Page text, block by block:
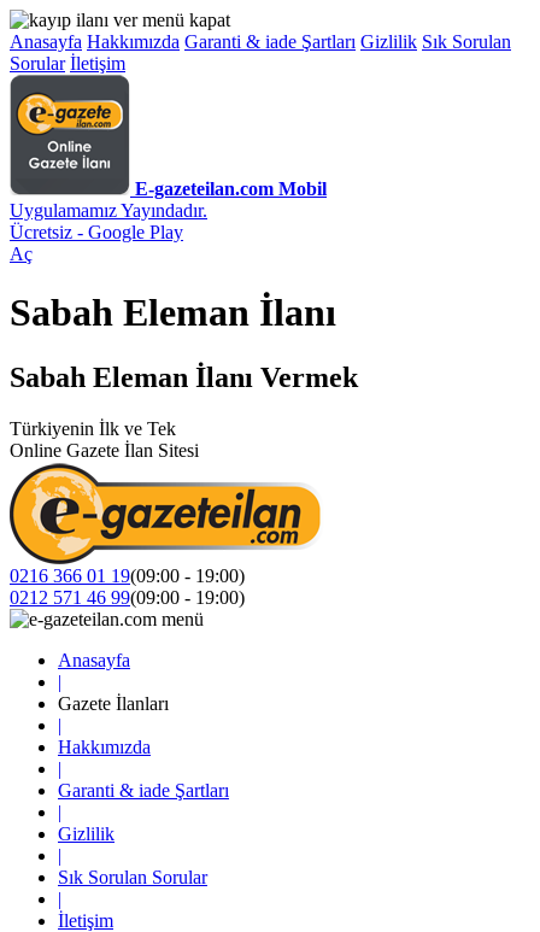
Anasayfa Hakkımızda Garanti & iade Şartları Gizlilik Sık Sorulan
Sorular İletişim
E-gazeteilan.com Mobil
Uygulamamız Yayındadır.
Ücretsiz - Google Play
Aç
Sabah Eleman İlanı
Sabah Eleman İlanı Vermek
Türkiyenin İlk ve Tek
Online Gazete İlan Sitesi
0216 366 01 19(09:00 - 19:00)
0212 571 46 99(09:00 - 19:00)
Anasayfa
|
Gazete İlanları
|
Hakkımızda
|
Garanti & iade Şartları
|
Gizlilik
|
Sık Sorulan Sorular
|
İletişim